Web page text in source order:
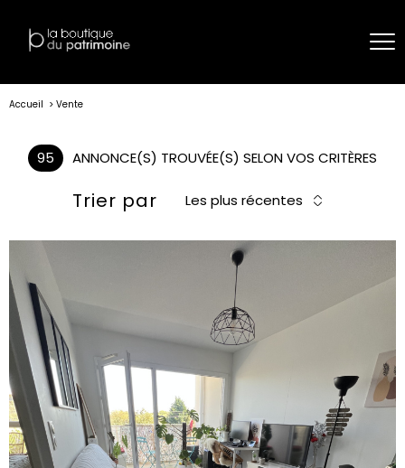
Accueil Vente
95 ANNONCE(S) TROUVÉE(S) SELON VOS CRITÈRES
Trier par Les plus récentes